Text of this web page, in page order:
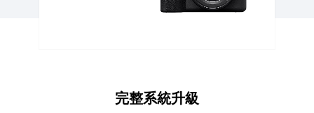
完整系統升級